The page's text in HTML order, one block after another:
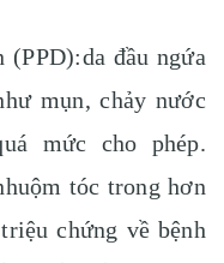
đầu ngứa
mụn, chảy nước
mức cho phép.
tóc trong hơn
chứng về bệnh